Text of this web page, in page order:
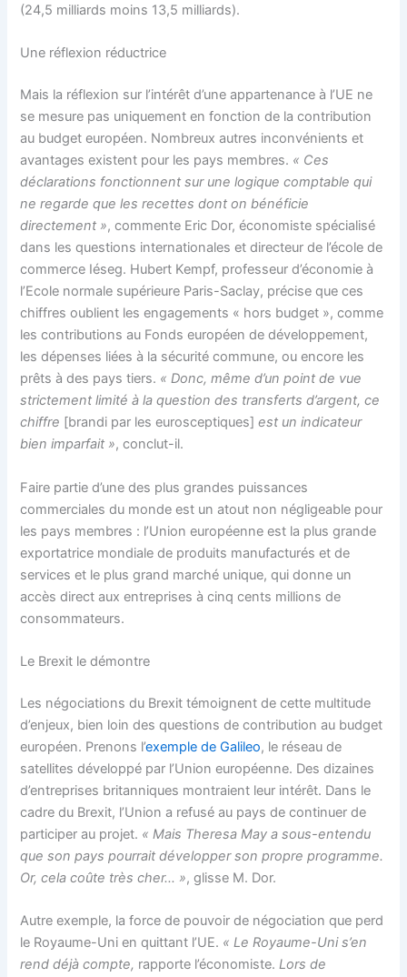
(24,5 milliards moins 13,5 milliards).
Une réflexion réductrice
Mais la réflexion sur l’intérêt d’une appartenance à l’UE ne
se mesure pas uniquement en fonction de la contribution
au budget européen. Nombreux autres inconvénients et
avantages existent pour les pays membres. « Ces
déclarations fonctionnent sur une logique comptable qui
ne regarde que les recettes dont on bénéficie
directement », commente Eric Dor, économiste spécialisé
dans les questions internationales et directeur de l’école de
commerce Iéseg. Hubert Kempf, professeur d’économie à
l’Ecole normale supérieure Paris-Saclay, précise que ces
chiffres oublient les engagements « hors budget », comme
les contributions au Fonds européen de développement,
les dépenses liées à la sécurité commune, ou encore les
prêts à des pays tiers. « Donc, même d’un point de vue
strictement limité à la question des transferts d’argent, ce
chiffre [brandi par les eurosceptiques]est un indicateur
bien imparfait », conclut-il.
Faire partie d’une des plus grandes puissances
commerciales du monde est un atout non négligeable pour
les pays membres : l’Union européenne est la plus grande
exportatrice mondiale de produits manufacturés et de
services et le plus grand marché unique, qui donne un
accès direct aux entreprises à cinq cents millions de
consommateurs.
Le Brexit le démontre
Les négociations du Brexit témoignent de cette multitude
d’enjeux, bien loin des questions de contribution au budget
européen. Prenons l’exemple de Galileo, le réseau de
satellites développé par l’Union européenne. Des dizaines
d’entreprises britanniques montraient leur intérêt. Dans le
cadre du Brexit, l’Union a refusé au pays de continuer de
participer au projet. « Mais Theresa May a sous-entendu
que son pays pourrait développer son propre programme.
Or, cela coûte très cher… », glisse M. Dor.
Autre exemple, la force de pouvoir de négociation que perd
le Royaume-Uni en quittant l’UE. « Le Royaume-Uni s’en
rend déjà compte, rapporte l’économiste. Lors de